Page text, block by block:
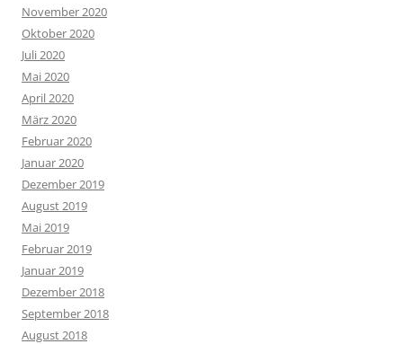
November 2020
Oktober 2020
Juli 2020
Mai 2020
April 2020
März 2020
Februar 2020
Januar 2020
Dezember 2019
August 2019
Mai 2019
Februar 2019
Januar 2019
Dezember 2018
September 2018
August 2018